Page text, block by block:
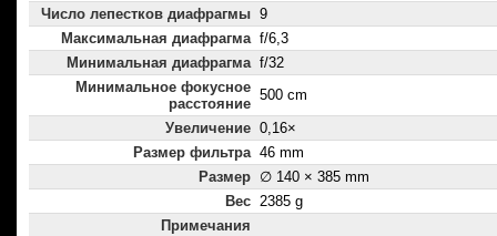
Число лепестков диафрагмы 9
Максимальная диафрагма f/6,3
Минимальная диафрагма f/32
Минимальное фокусное
расстояние
500 cm
Увеличение 0,16×
Размер фильтра 46 mm
Размер ∅ 140 × 385 mm
Вес 2385 g
Примечания